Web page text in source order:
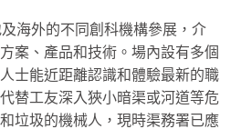
海外的不同創科機構參展，介
案、產品和技術。場內設有多個
士能近距離認識和體驗最新的職
替工友深入狹小暗渠或河道等危
垃圾的機械人，現時渠務署已應